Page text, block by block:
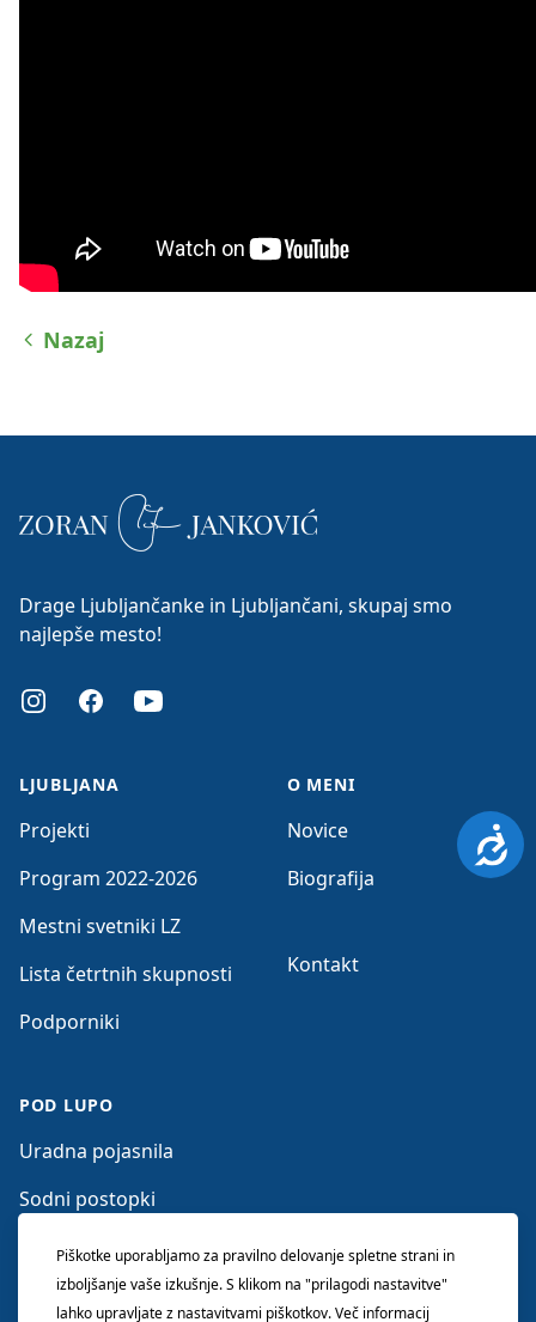
Nazaj
Drage Ljubljančanke in Ljubljančani, skupaj smo
najlepše mesto!
InstagramFacebookYoutube
LJUBLJANA
Projekti
Program 2022-2026
Mestni svetniki LZ
Lista četrtnih skupnosti
Podporniki
POD LUPO
Uradna pojasnila
Sodni postopki
Očitki nasprotnikov
O MENI
Novice
Biografija
Kontakt
Piškotke uporabljamo za pravilno delovanje spletne strani in
izboljšanje vaše izkušnje. S klikom na "prilagodi nastavitve"
lahko upravljate z nastavitvami piškotkov. Več informacij